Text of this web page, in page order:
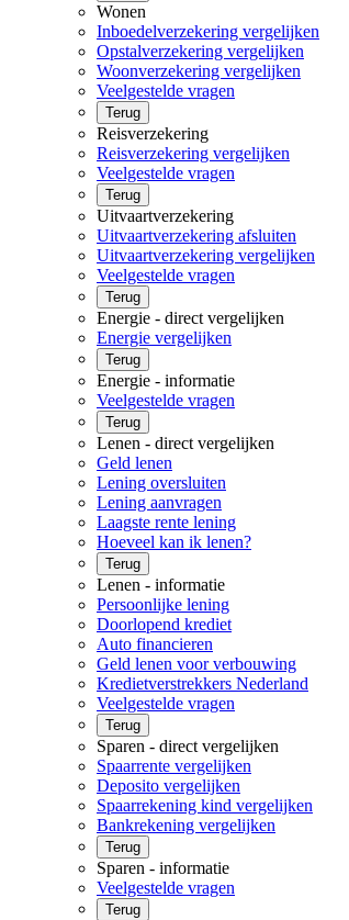
Wonen
Inboedelverzekering vergelijken
Opstalverzekering vergelijken
Woonverzekering vergelijken
Veelgestelde vragen
Terug
Reisverzekering
Reisverzekering vergelijken
Veelgestelde vragen
Terug
Uitvaartverzekering
Uitvaartverzekering afsluiten
Uitvaartverzekering vergelijken
Veelgestelde vragen
Terug
Energie - direct vergelijken
Energie vergelijken
Terug
Energie - informatie
Veelgestelde vragen
Terug
Lenen - direct vergelijken
Geld lenen
Lening oversluiten
Lening aanvragen
Laagste rente lening
Hoeveel kan ik lenen?
Terug
Lenen - informatie
Persoonlijke lening
Doorlopend krediet
Auto financieren
Geld lenen voor verbouwing
Kredietverstrekkers Nederland
Veelgestelde vragen
Terug
Sparen - direct vergelijken
Spaarrente vergelijken
Deposito vergelijken
Spaarrekening kind vergelijken
Bankrekening vergelijken
Terug
Sparen - informatie
Veelgestelde vragen
Terug